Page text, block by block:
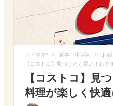
ハピママ* > 家事・生活術 > お
【コストコ】見つけたら買い！お
【コストコ】見
料理が楽しく快適